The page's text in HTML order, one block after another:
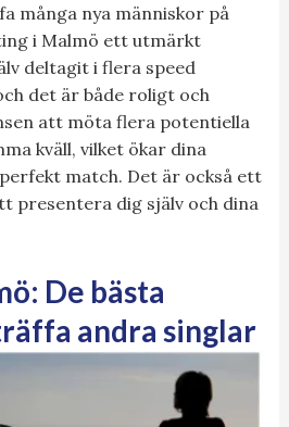
många nya människor på
i Malmö ett utmärkt
deltagit i flera speed
det är både roligt och
att möta flera potentiella
kväll, vilket ökar dina
match. Det är också ett
presentera dig själv och dina
De bästa
andra singlar